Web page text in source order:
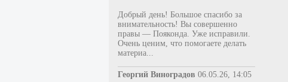
Добрый день! Большое спасибо за
внимательность! Вы совершенно
правы — Пояконда. Уже исправили.
Очень ценим, что помогаете делать
материа...
Георгий Виноградов 06.05.26, 14:05